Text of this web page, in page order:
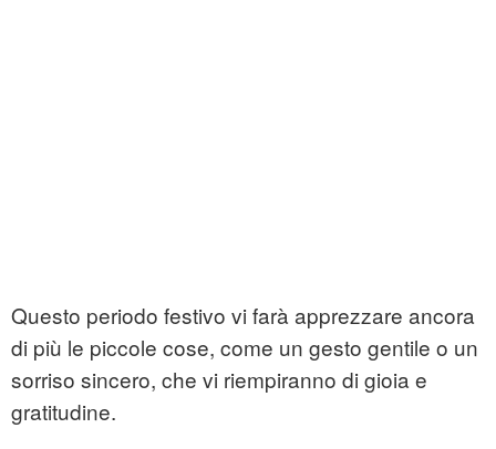
Questo periodo festivo vi farà apprezzare ancora
di più le piccole cose, come un gesto gentile o un
sorriso sincero, che vi riempiranno di gioia e
gratitudine.